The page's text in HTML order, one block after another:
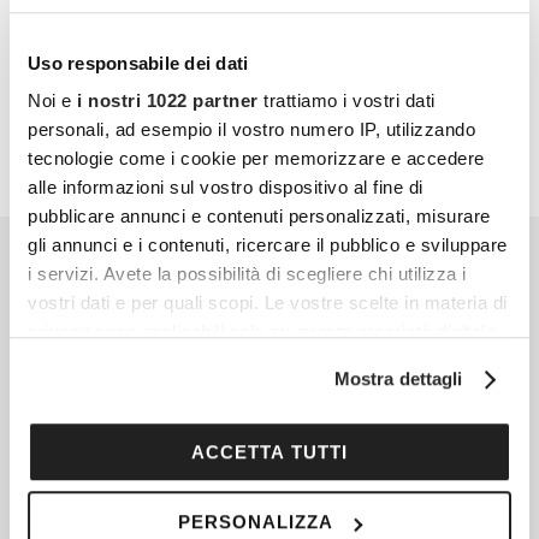
Uso responsabile dei dati
Noi e i nostri 1022 partner trattiamo i vostri dati
personali, ad esempio il vostro numero IP, utilizzando
tecnologie come i cookie per memorizzare e accedere
alle informazioni sul vostro dispositivo al fine di
pubblicare annunci e contenuti personalizzati, misurare
gli annunci e i contenuti, ricercare il pubblico e sviluppare
i servizi. Avete la possibilità di scegliere chi utilizza i
vostri dati e per quali scopi. Le vostre scelte in materia di
modificare o revocare il proprio consenso in qualsiasi
sull'icona di attivazione della privacy.
Mostra dettagli
ACCETTA TUTTI
PERSONALIZZA
al meglio.
PARTECIPA ANCHE TU